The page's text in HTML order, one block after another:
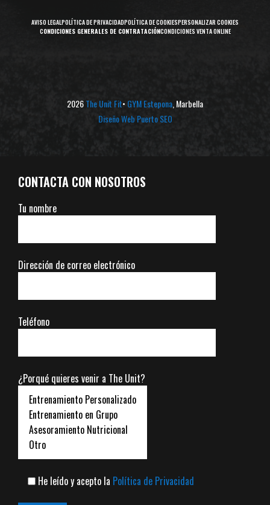
AVISO LEGALPOLÍTICA DE PRIVACIDADPOLÍTICA DE COOKIESPERSONALIZAR COOKIES
CONDICIONES GENERALES DE CONTRATACIÓNCONDICIONES VENTA ONLINE
2026The Unit Fit• GYM Estepona , Marbella
Diseño Web Puerto SEO
CONTACTA CON NOSOTROS
Tu nombre
Dirección de correo electrónico
Teléfono
¿Porqué quieres venir a The Unit?
He leído y acepto la Política de Privacidad